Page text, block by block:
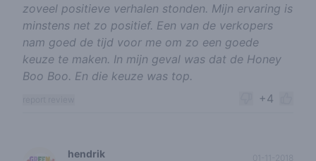
zoveel positieve verhalen stonden. Mijn ervaring is
minstens net zo positief. Een van de verkopers
nam goed de tijd voor me om zo een goede
keuze te maken. In mijn geval was dat de Honey
Boo Boo. En die keuze was top.
+4
hendrik